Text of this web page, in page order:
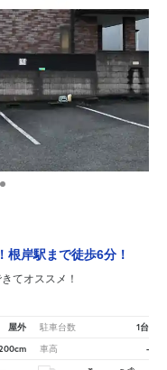
根岸駅まで徒歩6分！
てオススメ！
屋外 駐車台数 1台
車高 -